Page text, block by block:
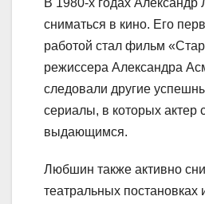
сниматься в кино. Его
работой стал фильм
режиссера Александра
следовали другие
сериалы, в которых актер
выдающимся.
Любшин также активно
театральных постановках